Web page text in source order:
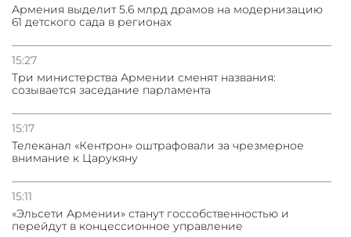
Армения выделит 5.6 млрд драмов на модернизацию
61 детского сада в регионах
15:27
Три министерства Армении сменят названия:
созывается заседание парламента
15:17
Телеканал «Кентрон» оштрафовали за чрезмерное
внимание к Царукяну
15:11
«Эльсети Армении» станут госсобственностью и
перейдут в концессионное управление